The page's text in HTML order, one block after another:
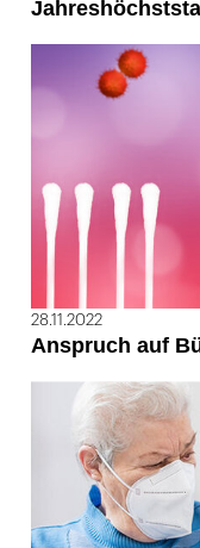
28.11.2022
Anspruch auf